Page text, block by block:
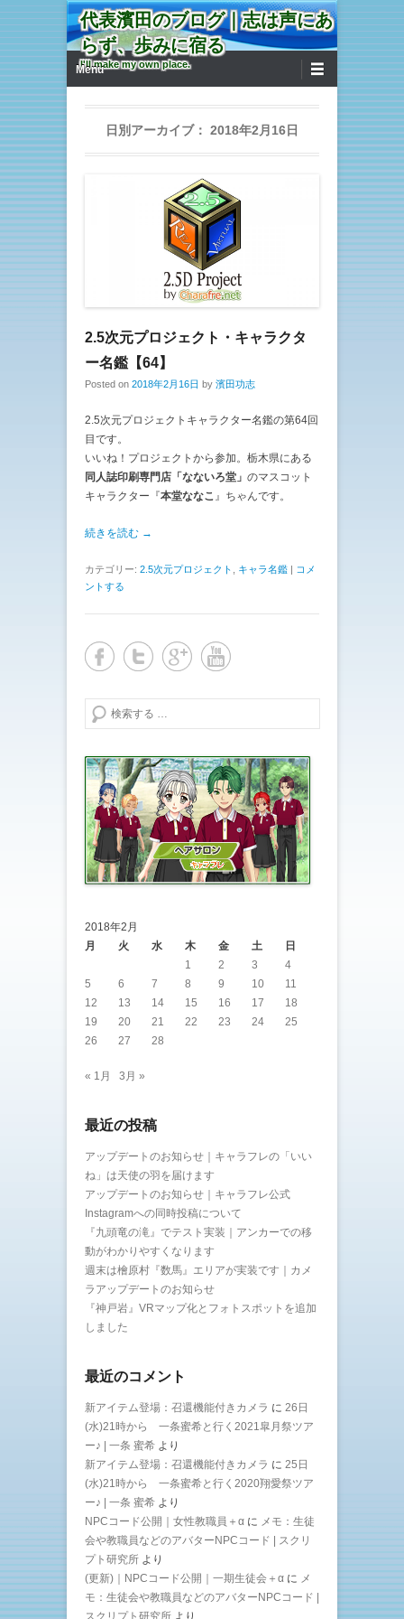
代表濱田のブログ｜志は声にあ
らず、歩みに宿る
I'll make my own place.
第1メニュー
コンテンツへ移動
Menu
日別アーカイブ： 2018年2月16日
2.5次元プロジェクト・キャラクタ
ー名鑑【64】
Posted on 2018年2月16日 by 濱田功志
2.5次元プロジェクトキャラクター名鑑の第64回
目です。
いいね！プロジェクトから参加。栃木県にある
同人誌印刷専門店「なないろ堂」 のマスコット
キャラクター『本堂ななこ』ちゃんです。
続きを読む →
カテゴリー: 2.5次元プロジェクト キャラ名鑑 | コメ
ントする
検索する
2018年2月
月
火 水 木 金 土
日
1
2 3
4
5
6 7 8 9 10
11
12
13 14 15 16 17
18
19
20 21 22 23 24
25
26
27 28
« 1月 3月 »
最近の投稿
アップデートのお知らせ｜キャラフレの「いい
ね」は天使の羽を届けます
アップデートのお知らせ｜キャラフレ公式
Instagramへの同時投稿について
『九頭竜の滝』でテスト実装｜アンカーでの移
動がわかりやすくなります
週末は檜原村『数馬』エリアが実装です｜カメ
ラアップデートのお知らせ
『神戸岩』VRマップ化とフォトスポットを追加
しました
最近のコメント
新アイテム登場：召還機能付きカメラ に 26日
(水)21時から 一条蜜希と行く2021皐月祭ツア
ー♪ | 一条 蜜希 より
新アイテム登場：召還機能付きカメラ に 25日
(水)21時から 一条蜜希と行く2020翔愛祭ツア
ー♪ | 一条 蜜希 より
NPCコード公開｜女性教職員＋α に メモ：生徒
会や教職員などのアバターNPCコード | スクリ
プト研究所 より
(更新)｜NPCコード公開｜一期生徒会＋α に メ
モ：生徒会や教職員などのアバターNPCコード |
スクリプト研究所 より